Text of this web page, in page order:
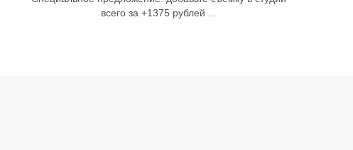
всего за +1375 рублей ...